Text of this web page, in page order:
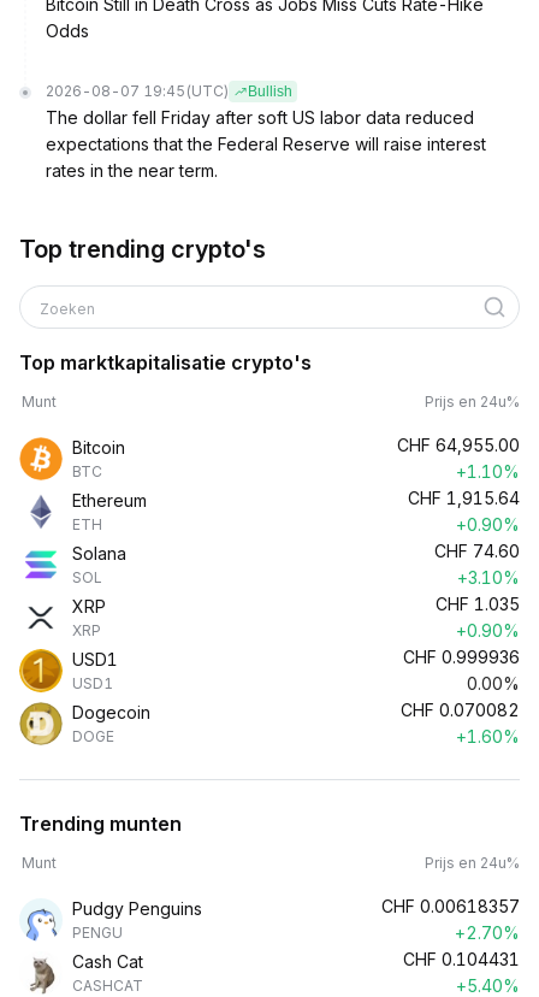
Bitcoin Still in Death Cross as Jobs Miss Cuts Rate-Hike
Odds
2026-08-07 19:45 (UTC) Bullish
The dollar fell Friday after soft US labor data reduced
expectations that the Federal Reserve will raise interest
rates in the near term.
Top trending crypto's
Zoeken
Top marktkapitalisatie crypto's
Munt Prijs en 24u%
Bitcoin
BTC
CHF 64,955.00
+1.10%
Ethereum
ETH
CHF 1,915.64
+0.90%
Solana
SOL
CHF 74.60
+3.10%
XRP
XRP
CHF 1.035
+0.90%
USD1
USD1
CHF 0.999936
0.00%
Dogecoin
DOGE
CHF 0.070082
+1.60%
Trending munten
Munt Prijs en 24u%
Pudgy Penguins
PENGU
CHF 0.00618357
+2.70%
Cash Cat
CASHCAT
CHF 0.104431
+5.40%